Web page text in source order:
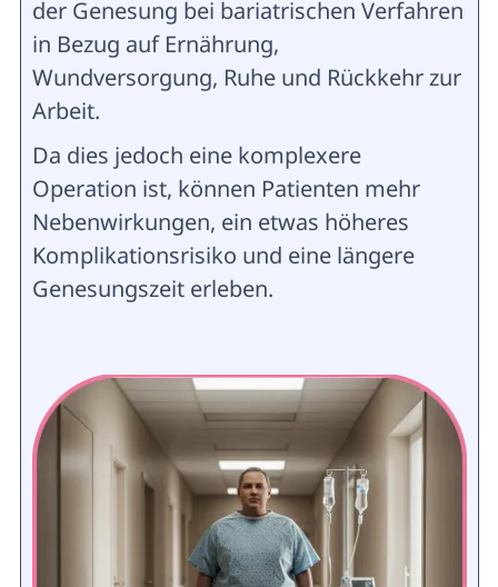
der Genesung bei bariatrischen Verfahren
in Bezug auf Ernährung,
Wundversorgung, Ruhe und Rückkehr zur
Arbeit.
Da dies jedoch eine komplexere
Operation ist, können Patienten mehr
Nebenwirkungen, ein etwas höheres
Komplikationsrisiko und eine längere
Genesungszeit erleben.